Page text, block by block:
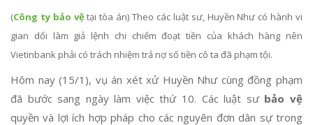
(Công ty bảo vệtại tòa án) Theo các luật sư, Huyền Như có hành vi
gian dối làm giả lệnh chi chiếm đoạt tiền của khách hàng nên
Vietinbank phải có trách nhiệm trả nợ số tiền cô ta đã phạm tội.
Hôm nay (15/1), vụ án xét xử Huyền Như cùng đồng phạm
đã bước sang ngày làm việc thứ 10. Các luật sư bảo vệ
quyền và lợi ích hợp pháp cho các nguyên đơn dân sự trong